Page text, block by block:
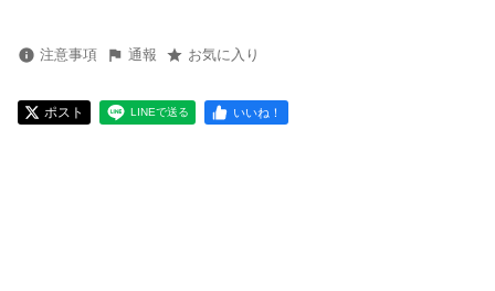
注意事項 通報 お気に入り
ポスト LINEで送る いいね！